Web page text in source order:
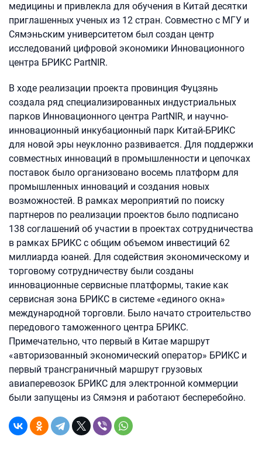
медицины и привлекла для обучения в Китай десятки
приглашенных ученых из 12 стран. Совместно с МГУ и
Сямэньским университетом был создан центр
исследований цифровой экономики Инновационного
центра БРИКС PartNIR.
В ходе реализации проекта провинция Фуцзянь
создала ряд специализированных индустриальных
парков Инновационного центра PartNIR, и научно-
инновационный инкубационный парк Китай-БРИКС
для новой эры неуклонно развивается. Для поддержки
совместных инноваций в промышленности и цепочках
поставок было организовано восемь платформ для
промышленных инноваций и создания новых
возможностей. В рамках мероприятий по поиску
партнеров по реализации проектов было подписано
138 соглашений об участии в проектах сотрудничества
в рамках БРИКС с общим объемом инвестиций 62
миллиарда юаней. Для содействия экономическому и
торговому сотрудничеству были созданы
инновационные сервисные платформы, такие как
сервисная зона БРИКС в системе «единого окна»
международной торговли. Было начато строительство
передового таможенного центра БРИКС.
Примечательно, что первый в Китае маршрут
«авторизованный экономический оператор» БРИКС и
первый трансграничный маршрут грузовых
авиаперевозок БРИКС для электронной коммерции
были запущены из Сямэня и работают бесперебойно.